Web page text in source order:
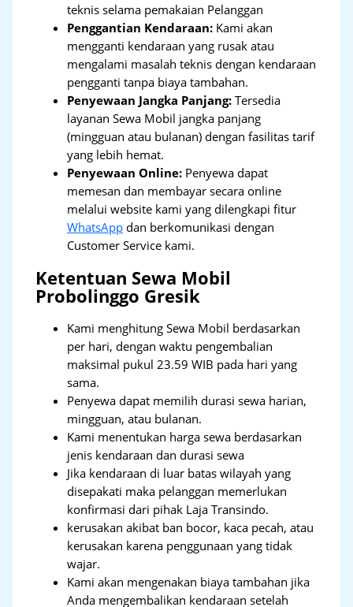
teknis selama pemakaian Pelanggan
Penggantian Kendaraan: Kami akan
mengganti kendaraan yang rusak atau
mengalami masalah teknis dengan kendaraan
pengganti tanpa biaya tambahan.
Penyewaan Jangka Panjang: Tersedia
layanan Sewa Mobil jangka panjang
(mingguan atau bulanan) dengan fasilitas tarif
yang lebih hemat.
Penyewaan Online: Penyewa dapat
memesan dan membayar secara online
melalui website kami yang dilengkapi fitur
WhatsApp dan berkomunikasi dengan
Customer Service kami.
Ketentuan Sewa Mobil
Probolinggo Gresik
Kami menghitung Sewa Mobil berdasarkan
per hari, dengan waktu pengembalian
maksimal pukul 23.59 WIB pada hari yang
sama.
Penyewa dapat memilih durasi sewa harian,
mingguan, atau bulanan.
Kami menentukan harga sewa berdasarkan
jenis kendaraan dan durasi sewa
Jika kendaraan di luar batas wilayah yang
disepakati maka pelanggan memerlukan
konfirmasi dari pihak Laja Transindo.
kerusakan akibat ban bocor, kaca pecah, atau
kerusakan karena penggunaan yang tidak
wajar.
Kami akan mengenakan biaya tambahan jika
Anda mengembalikan kendaraan setelah